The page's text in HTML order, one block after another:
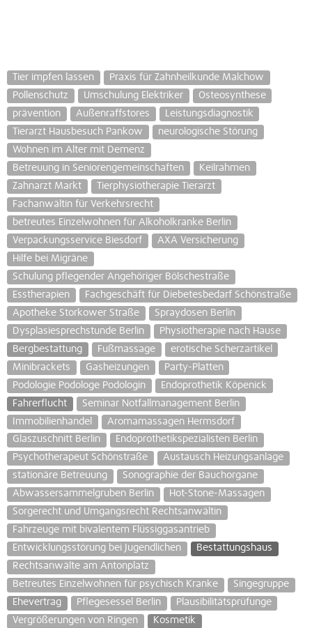
Tier impfen lassen
Praxis für Zahnheilkunde Malchow
Pollenschutz
Umschulung Elektriker
Osteosynthese
prävention
Außenraffstores
Leistungsdiagnostik
Tierarzt Hausbesuch Pankow
neurologische Störung
Wohnen im Alter mit Demenz
Betreuung in Seniorengemeinschaften
Keilrahmen
Zahnarzt Markt
Tierphysiotherapie Tierarzt
Fachanwältin für Verkehrsrecht
betreutes Einzelwohnen für Alkoholkranke Berlin
Verpackungsservice Biesdorf
AXA Versicherung
Hilfe bei Migräne
Schulung pflegender Angehöriger Bölschestraße
Esstherapien
Fachgeschäft für Diebetesbedarf Schönstraße
Apotheke Storkower Straße
Spraydosen Berlin
Dysplasiesprechstunde Berlin
Physiotherapie nach Hause
Bergbestattung
Fußmassage
erotische Scherzartikel
Minibrackets
Gasheizungen
Party-Platten
Podologie Podologe Podologin
Endoprothetik Köpenick
Fahrerflucht
Seminar Notfallmanagement Berlin
Immobilienhandel
Aromamassagen Hermsdorf
Glaszuschnitt Berlin
Endoprothetikspezialisten Berlin
Psychotherapeut Schönstraße
Austausch Heizungsanlage
stationäre Betreuung
Sonographie der Bauchorgane
Abwassersammelgruben Berlin
Hot-Stone-Massagen
Sorgerecht und Umgangsrecht Rechtsanwältin
Fahrzeuge mit bivalentem Flüssiggasantrieb
Entwicklungsstörung bei Jugendlichen
Bestattungshaus
Rechtsanwälte am Antonplatz
Betreutes Einzelwohnen für psychisch Kranke
Singegruppe
Ehevertrag
Pflegesessel Berlin
Plausibilitätsprüfunge
Vergrößerungen von Ringen
Kosmetik